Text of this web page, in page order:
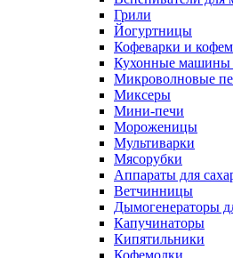
Грили
Йогуртницы
Кофеварки и
Кухонные машины
Микроволновые
Миксеры
Мини-печи
Мороженицы
Мультиварки
Мясорубки
Аппараты для
Ветчинницы
Дымогенераторы
Капучинаторы
Кипятильники
Кофемолки